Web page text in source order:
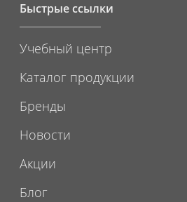
Быстрые ссылки
Учебный центр
Каталог продукции
Бренды
Новости
Акции
Блог